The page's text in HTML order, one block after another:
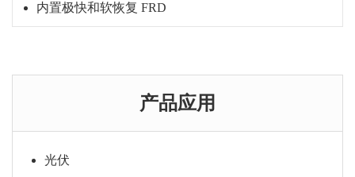
内置极快和软恢复 FRD
产品应用
光伏